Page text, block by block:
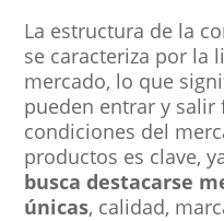
La estructura de la
se caracteriza por la
mercado, lo que
pueden entrar y salir
condiciones del
productos es clave,
busca destacarse
únicas, calidad,